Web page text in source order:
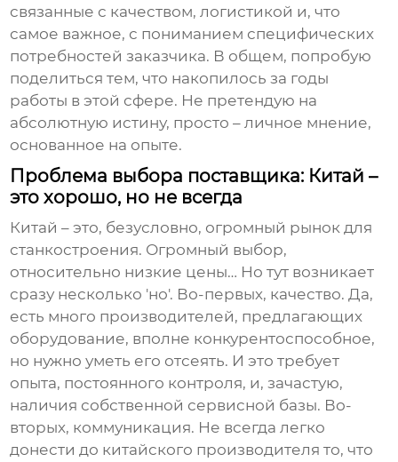
связанные с качеством, логистикой и, что
самое важное, с пониманием специфических
потребностей заказчика. В общем, попробую
поделиться тем, что накопилось за годы
работы в этой сфере. Не претендую на
абсолютную истину, просто – личное мнение,
основанное на опыте.
Проблема выбора поставщика: Китай –
это хорошо, но не всегда
Китай – это, безусловно, огромный рынок для
станкостроения. Огромный выбор,
относительно низкие цены… Но тут возникает
сразу несколько 'но'. Во-первых, качество. Да,
есть много производителей, предлагающих
оборудование, вполне конкурентоспособное,
но нужно уметь его отсеять. И это требует
опыта, постоянного контроля, и, зачастую,
наличия собственной сервисной базы. Во-
вторых, коммуникация. Не всегда легко
донести до китайского производителя то, что